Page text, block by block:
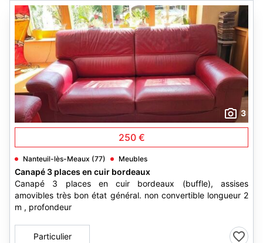
3
250 €
Nanteuil-lès-Meaux (77) Meubles
Canapé 3 places en cuir bordeaux
Canapé 3 places en cuir bordeaux (buffle), assises
amovibles très bon état général. non convertible longueur 2
m , profondeur
Particulier